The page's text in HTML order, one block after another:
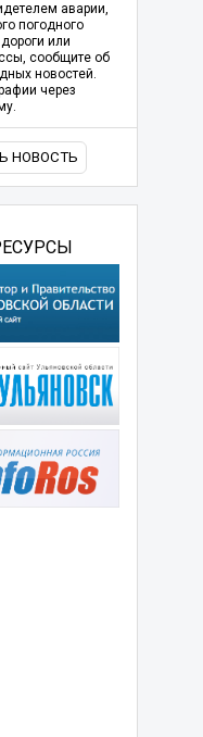
аварии,
погодного
или
сообщите об
новостей.
через
НОВОСТЬ